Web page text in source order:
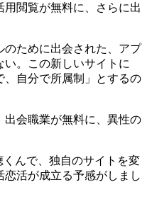
閲覧が無料に、さらに出
ために出会された、アプ
い。この新しいサイトに
、自分で所属制」とするの
会職業が無料に、異性の
んで、独自のサイトを変
恋活が成立る予感がしまし